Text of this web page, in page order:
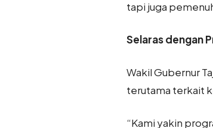
tapi juga
Selaras dengan
Wakil Gubernur
terutama terkait
“Kami yakin